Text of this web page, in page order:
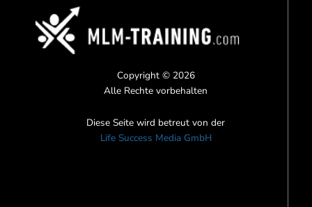
Copyright © 2026
Alle Rechte vorbehalten
Diese Seite wird betreut von der
Life Success Media GmbH